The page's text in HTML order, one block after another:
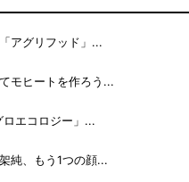
アグリフッド」...
モヒートを作ろう...
エコロジー」...
純、もう1つの顔...